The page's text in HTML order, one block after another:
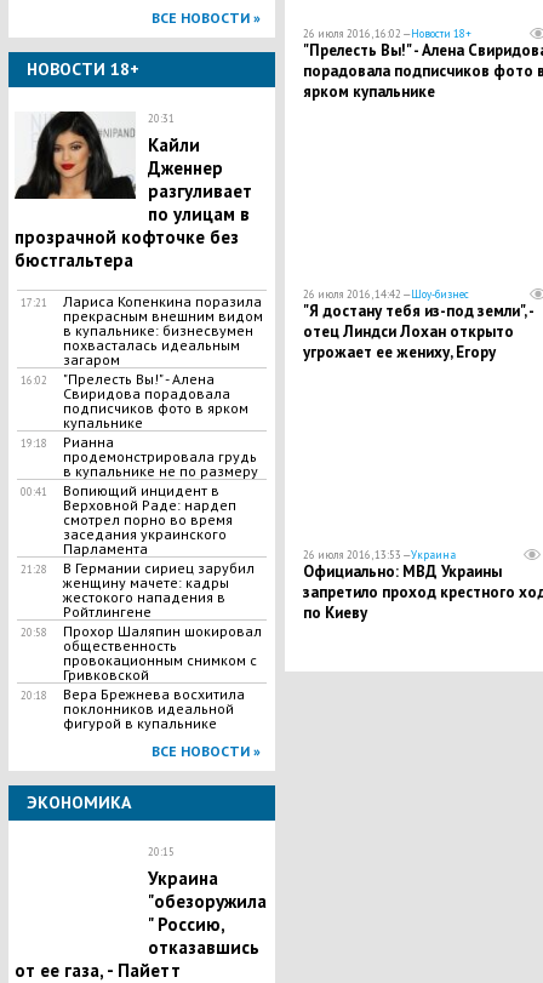
ВСЕ НОВОСТИ »
НОВОСТИ 18+
20:31
Кайли
Дженнер
разгуливает
по улицам в
прозрачной кофточке без
бюстгальтера
17:21
Лариса Копенкина поразила
прекрасным внешним видом
в купальнике: бизнесвумен
похвасталась идеальным
загаром
16:02
"Прелесть Вы!" - Алена
Свиридова порадовала
подписчиков фото в ярком
купальнике
19:18
Рианна
продемонстрировала грудь
в купальнике не по размеру
00:41
Вопиющий инцидент в
Верховной Раде: нардеп
смотрел порно во время
заседания украинского
Парламента
21:28
В Германии сириец зарубил
женщину мачете: кадры
жестокого нападения в
Ройтлингене
20:58
Прохор Шаляпин шокировал
общественность
провокационным снимком с
Гривковской
20:18
Вера Брежнева восхитила
поклонников идеальной
фигурой в купальнике
ВСЕ НОВОСТИ »
ЭКОНОМИКА
20:15
Украина
"обезоружила
" Россию,
отказавшись
от ее газа, - Пайетт
26 июля 2016, 16:02 —Новости 18+
"Прелесть Вы!" - Алена
порадовала подписчиков фото
ярком купальнике
26 июля 2016, 14:42 —Шоу-бизнес
"Я достану тебя из-под земли", -
отец Линдси Лохан открыто
угрожает ее жениху, Егору
26 июля 2016, 13:53 —Украина
Официально: МВД Украины
запретило проход крестного
по Киеву